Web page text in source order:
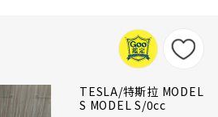
TESLA/特斯拉 MODEL
S MODEL S/0cc